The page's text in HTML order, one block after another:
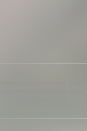
Valencia Club de Futbol. Es
de contindre el següent